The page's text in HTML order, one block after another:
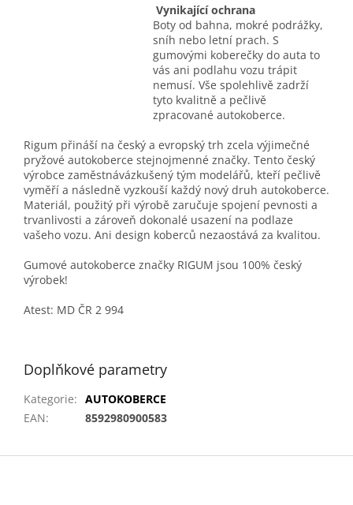
Vynikající ochrana
Boty od bahna, mokré podrážky,
sníh nebo letní prach. S
gumovými koberečky do auta to
vás ani podlahu vozu trápit
nemusí. Vše spolehlivě zadrží
tyto kvalitně a pečlivě
zpracované autokoberce.
Rigum přináší na český a evropský trh zcela výjimečné
pryžové autokoberce stejnojmenné značky. Tento český
výrobce zaměstnávázkušený tým modelářů, kteří pečlivě
vyměří a následně vyzkouší každý nový druh autokoberce.
Materiál, použitý při výrobě zaručuje spojení pevnosti a
trvanlivosti a zároveň dokonalé usazení na podlaze
vašeho vozu. Ani design koberců nezaostává za kvalitou.
Gumové autokoberce značky RIGUM jsou 100% český
výrobek!
Atest: MD ČR 2 994
Doplňkové parametry
Kategorie: AUTOKOBERCE
EAN: 8592980900583
Z